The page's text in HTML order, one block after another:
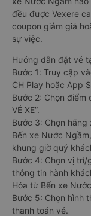
đều được Vexere
coupon giảm giá
sự việc.
Hướng dẫn đặt vé
Bước 1: Truy cập
CH Play hoặc App
Bước 2: Chọn điểm
VÉ XE”.
Bước 3: Chọn
Bến xe Nước
khung giờ quý
Bước 4: Chọn vị trí/
thông tin hành
Hóa từ Bến xe
Bước 5: Chọn hình
thanh toán vé.